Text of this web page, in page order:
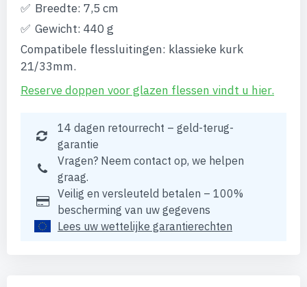
Breedte: 7,5 cm
Gewicht: 440 g
Compatibele flessluitingen: klassieke kurk
21/33mm.
Reserve doppen voor glazen flessen vindt u hier.
14 dagen retourrecht – geld-terug-
garantie
Vragen? Neem contact op, we helpen
graag.
Veilig en versleuteld betalen – 100%
bescherming van uw gegevens
Lees uw wettelijke garantierechten